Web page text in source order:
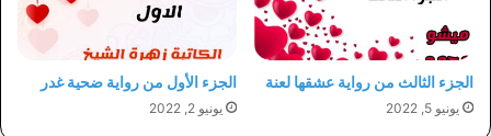
الجزء الثالث من رواية عشقها لعنة
يونيو 5, 2022
الجزء الأول من رواية ضحية غدر
يونيو 2, 2022